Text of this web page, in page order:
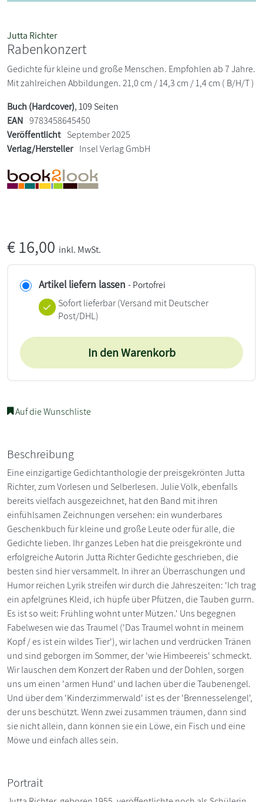
Jutta Richter
Rabenkonzert
Gedichte für kleine und große Menschen. Empfohlen ab 7 Jahre.
Mit zahlreichen Abbildungen. 21,0 cm / 14,3 cm / 1,4 cm ( B/H/T )
Buch (Hardcover), 109 Seiten
EAN 9783458645450
Veröffentlicht September 2025
Verlag/Hersteller Insel Verlag GmbH
€16,00 inkl. MwSt.
Artikel liefern lassen - Portofrei
Sofort lieferbar(Versand mit Deutscher
Post/DHL)
In den Warenkorb
Auf die Wunschliste
Beschreibung
Eine einzigartige Gedichtanthologie der preisgekrönten Jutta
Richter, zum Vorlesen und Selberlesen. Julie Völk, ebenfalls
bereits vielfach ausgezeichnet, hat den Band mit ihren
einfühlsamen Zeichnungen versehen: ein wunderbares
Geschenkbuch für kleine und große Leute oder für alle, die
Gedichte lieben. Ihr ganzes Leben hat die preisgekrönte und
erfolgreiche Autorin Jutta Richter Gedichte geschrieben, die
besten sind hier versammelt. In ihrer an Überraschungen und
Humor reichen Lyrik streifen wir durch die Jahreszeiten: 'Ich trag
ein apfelgrünes Kleid, ich hüpfe über Pfützen, die Tauben gurrn.
Es ist so weit: Frühling wohnt unter Mützen.' Uns begegnen
Fabelwesen wie das Traumel ('Das Traumel wohnt in meinem
Kopf / es ist ein wildes Tier'), wir lachen und verdrücken Tränen
und sind geborgen im Sommer, der 'wie Himbeereis' schmeckt.
Wir lauschen dem Konzert der Raben und der Dohlen, sorgen
uns um einen 'armen Hund' und lachen über die Taubenengel.
Und über dem 'Kinderzimmerwald' ist es der 'Brennesselengel',
der uns beschützt. Wenn zwei zusammen träumen, dann sind
sie nicht allein, dann können sie ein Löwe, ein Fisch und eine
Möwe und einfach alles sein.
Portrait